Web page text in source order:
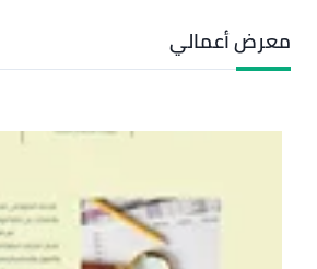
معرض أعمالي